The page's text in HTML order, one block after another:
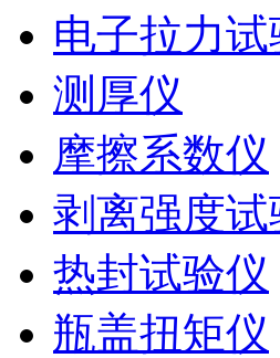
电子拉力试
测厚仪
摩擦系数仪
剥离强度试
热封试验仪
瓶盖扭矩仪